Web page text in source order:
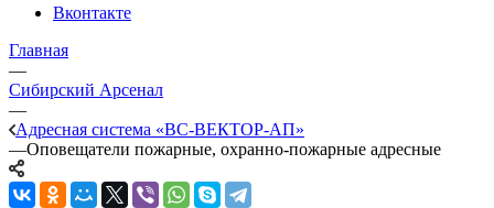
Вконтакте
Главная
—
Сибирский Арсенал
—
Адресная система «ВС-ВЕКТОР-АП»
—Оповещатели пожарные, охранно-пожарные адресные